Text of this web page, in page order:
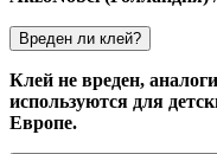
Вреден ли клей?
Клей не вреден,
используются для
Европе.